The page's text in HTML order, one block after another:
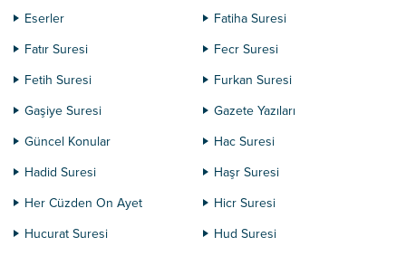
Eserler
Fatiha Suresi
Fatır Suresi
Fecr Suresi
Fetih Suresi
Furkan Suresi
Gaşiye Suresi
Gazete Yazıları
Güncel Konular
Hac Suresi
Hadid Suresi
Haşr Suresi
Her Cüzden On Ayet
Hicr Suresi
Hucurat Suresi
Hud Suresi